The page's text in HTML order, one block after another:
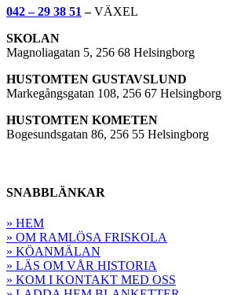
042 – 29 38 51–VÄXEL
SKOLAN
Magnoliagatan 5, 256 68 Helsingborg
HUSTOMTEN GUSTAVSLUND
Markegångsgatan 108, 256 67 Helsingborg
HUSTOMTEN KOMETEN
Bogesundsgatan 86, 256 55 Helsingborg
SNABBLÄNKAR
» HEM
» OM RAMLÖSA FRISKOLA
» KÖANMÄLAN
» LÄS OM VÅR HISTORIA
» KOM I KONTAKT MED OSS